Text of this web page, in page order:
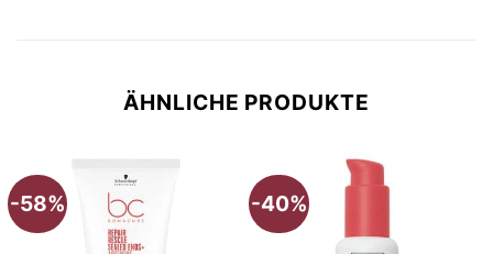
ÄHNLICHE PRODUKTE
-58% -40%